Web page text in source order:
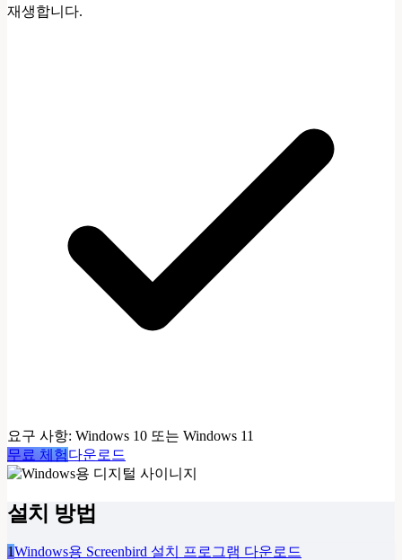
재생합니다.
요구 사항: Windows 10 또는 Windows 11
무료 체험다운로드
설치 방법
1Windows용 Screenbird 설치 프로그램 다운로드